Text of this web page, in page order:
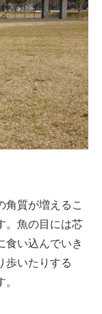
角質が増えるこ
。魚の目には芯
食い込んでいき
歩いたりする